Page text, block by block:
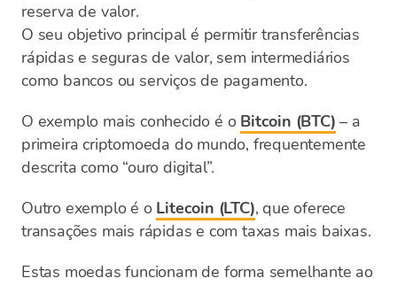
reserva de valor.
O seu objetivo principal é permitir transferências
rápidas e seguras de valor, sem intermediários
como bancos ou serviços de pagamento.
O exemplo mais conhecido é o Bitcoin (BTC) – a
primeira criptomoeda do mundo, frequentemente
descrita como “ouro digital”.
Outro exemplo é o Litecoin (LTC), que oferece
transações mais rápidas e com taxas mais baixas.
Estas moedas funcionam de forma semelhante ao